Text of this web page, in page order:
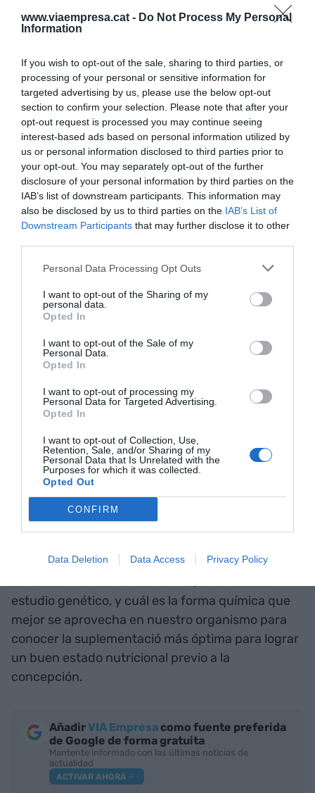
www.viaempresa.cat - Do Not Process My Personal
Information
If you wish to opt-out of the sale, sharing to third parties, or
processing of your personal or sensitive information for
targeted advertising by us, please use the below opt-out
section to confirm your selection. Please note that after your
opt-out request is processed you may continue seeing
interest-based ads based on personal information utilized by
us or personal information disclosed to third parties prior to
your opt-out. You may separately opt-out of the further
disclosure of your personal information by third parties on the
IAB’s list of downstream participants. This information may
also be disclosed by us to third parties on the IAB’s List of
Downstream Participants that may further disclose it to other
Personal Data Processing Opt Outs
I want to opt-out of the Sharing of my
personal data.
Opted In
I want to opt-out of the Sale of my
Personal Data.
Opted In
I want to opt-out of processing my
Personal Data for Targeted Advertising.
Opted In
I want to opt-out of Collection, Use,
Retention, Sale, and/or Sharing of my
Personal Data that Is Unrelated with the
Purposes for which it was collected.
Opted Out
CONFIRM
Data Deletion Data Access Privacy Policy
Es importante hacer una
tomando algún suplemento
de ácido fólico varias
semanas previas a la
concepción
El ácido fólico es una de las vitaminas del grupo B
más esenciales para el buen desarrollo fetal. Esta
vitamina tiene varias formas químicas y cuando
procesos, sufre una activación para que la
vitamina pueda ser bien aprovechada (ruta de la
metilación y enzima MTHFR). Hoy en día, la única
organismo es capaz de activar correctamente
esta vitamina (o cualquiera otro nutriente) es
mediante un estudio genético. Esta información
nos permite conocer la forma química y la dosis
fólico (u otros nutrientes necesarios para el
organismo).
En este artículo se pretende remarcar la
importancia, no sólo de un buen asesoramiento
especializado, sino también el poder conocer
estudio genético, y cuál es la forma química que
mejor se aprovecha en nuestro organismo para
conocer la suplementació más óptima para lograr
un buen estado nutricional previo a la
concepción.
AñadirVIA Empresa como fuente preferida
de Google de forma gratuita
Mantente informado con las últimas noticias de
actualidad
ACTIVAR AHORA